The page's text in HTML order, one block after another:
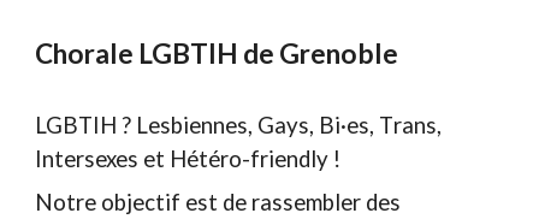
Chorale LGBTIH de Grenoble
LGBTIH ? Lesbiennes, Gays, Bi·es, Trans,
Intersexes et Hétéro-friendly !
Notre objectif est de rassembler des